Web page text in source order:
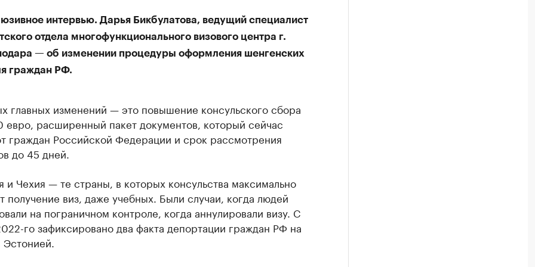
интервью. Дарья Бикбулатова, ведущий специалист
отдела многофункционального визового центра г.
— об изменении процедуры оформления шенгенских
граждан РФ.
главных изменений — это повышение консульского сбора
евро, расширенный пакет документов, который сейчас
граждан Российской Федерации и срок рассмотрения
до 45 дней.
и Чехия — те страны, в которых консульства максимально
получение виз, даже учебных. Были случаи, когда людей
на пограничном контроле, когда аннулировали визу. С
го зафиксировано два факта депортации граждан РФ на